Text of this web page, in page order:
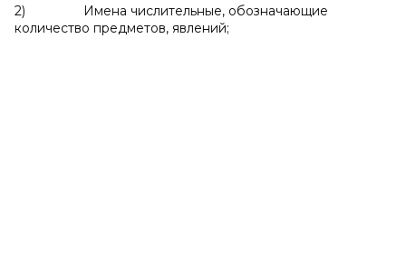
2) Имена числительные, обозначающие
количество предметов, явлений;